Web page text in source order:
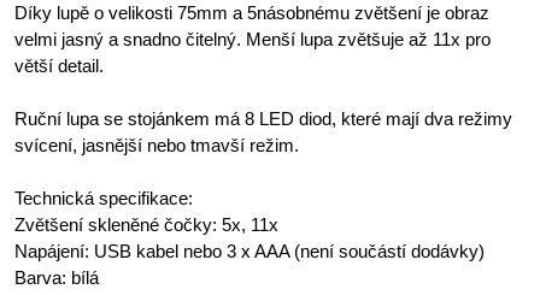
Díky lupě o velikosti 75mm a 5násobnému zvětšení je obraz
velmi jasný a snadno čitelný. Menší lupa zvětšuje až 11x pro
větší detail.
Ruční lupa se stojánkem má 8 LED diod, které mají dva režimy
svícení, jasnější nebo tmavší režim.
Technická specifikace:
Zvětšení skleněné čočky: 5x, 11x
Napájení: USB kabel nebo 3 x AAA (není součástí dodávky)
Barva: bílá